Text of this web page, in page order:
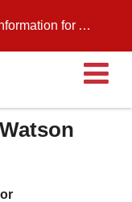
August 11, 2026